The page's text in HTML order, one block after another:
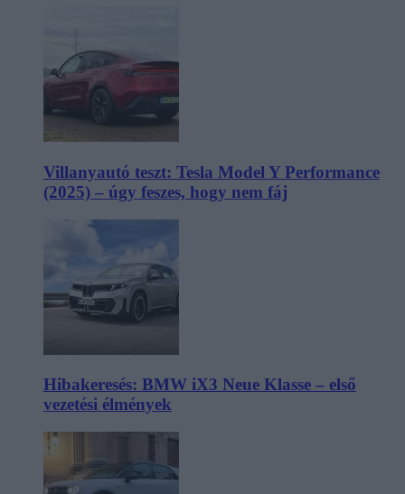
Villanyautó teszt: Tesla Model Y Performance
(2025) – úgy feszes, hogy nem fáj
Hibakeresés: BMW iX3 Neue Klasse – első
vezetési élmények